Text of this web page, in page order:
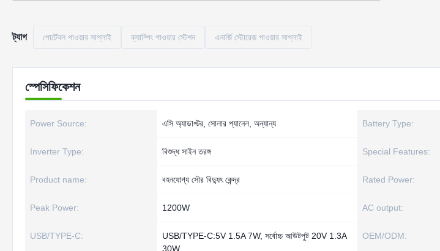
ট্যাগ পোর্টেবল পাওয়ার সাপ্লাই ক্যাম্পিং পাওয়ার স্টেশন এনার্জি স্টোরেজ পাওয়ার সাপ্লাই
স্পেসিফিকেশন
Power Source: এসি অ্যাডাপ্টর, সোলার প্যানেল, অন্যান্য Battery Type:
Inverter Type: বিশুদ্ধ সাইন তরঙ্গ Special Features:
Product name: বহনযোগ্য সৌর বিদ্যুৎ কেন্দ্র Rated Power:
Peak Power: 1200W AC output:
USB/TYPE-C:
USB/TYPE-C:5V 1.5A 7W, সর্বোচ্চ আউটপুট 20V 1.3A
30W
OEM/ODM: